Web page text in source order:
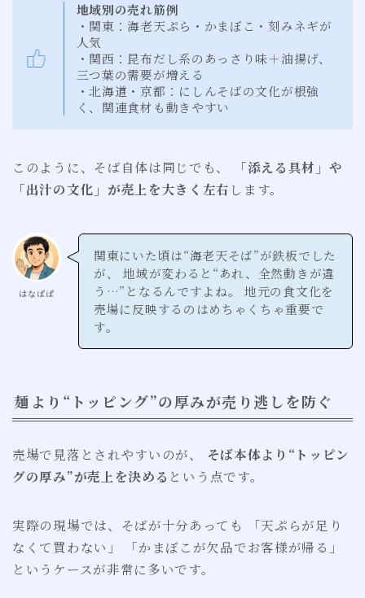
地域別の売れ筋例
・関東：海老天ぷら・かまぼこ・刻みネギが
人気
・関西：昆布だし系のあっさり味＋油揚げ、
三つ葉の需要が増える
・北海道・京都：にしんそばの文化が根強
く、関連食材も動きやすい
このように、そば自体は同じでも、
「添える具材」や
「出汁の文化」が売上を大きく左右 します。
はなぱぱ
関東にいた頃は“海老天そば”が鉄板でした
が、 地域が変わると“あれ、全然動きが違
う…”となるんですよね。 地元の食文化を
売場に反映するのはめちゃくちゃ重要で
す。
麺より“トッピング”の厚みが売り逃しを防ぐ
売場で見落とされやすいのが、
そば本体より“トッピン
グの厚み”が売上を決める という点です。
実際の現場では、そばが十分あっても 「天ぷらが足り
なくて買わない」 「かまぼこが欠品でお客様が帰る」
というケースが非常に多いです。